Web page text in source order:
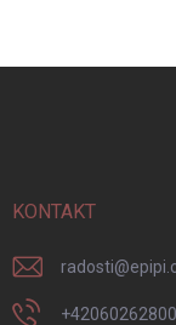
KONTAKT
radosti@